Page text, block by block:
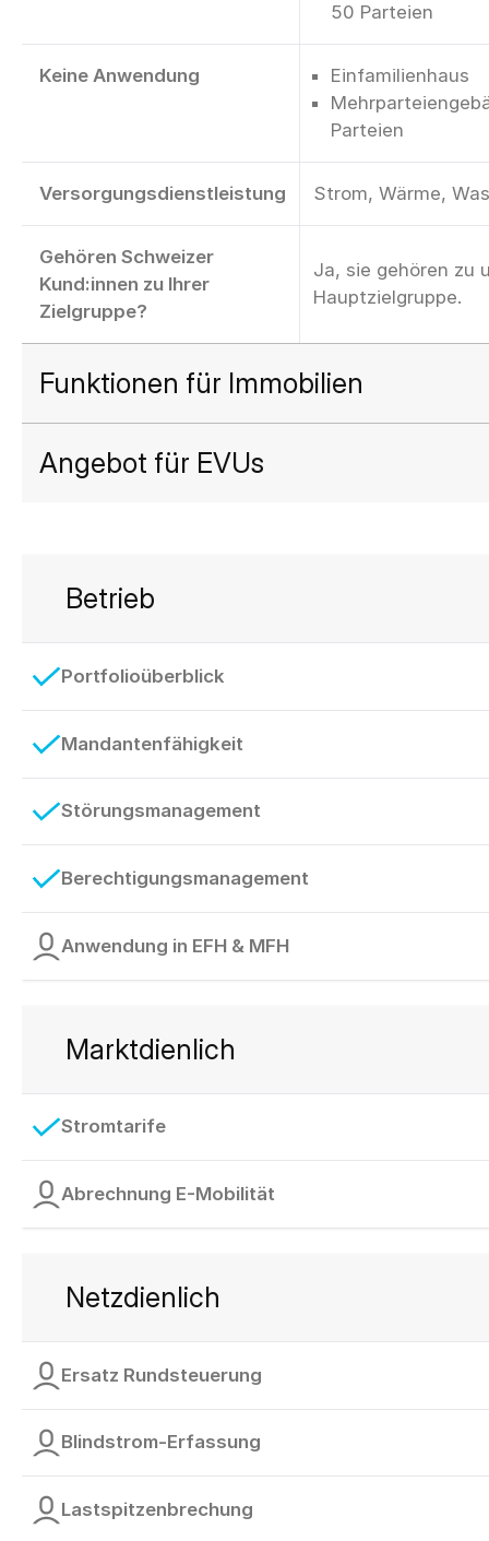
50 Parteien
Keine Anwendung
Einfamilienhaus
Parteien
Versorgungsdienstleistung Strom, Wärme,
Gehören Schweizer
Kund:innen zu Ihrer
Zielgruppe?
Ja, sie gehören zu
Hauptzielgruppe.
Funktionen für Immobilien
Angebot für EVUs
Betrieb
Portfolioüberblick
Mandantenfähigkeit
Störungsmanagement
Berechtigungsmanagement
Anwendung in EFH & MFH
Marktdienlich
Stromtarife
Abrechnung E-Mobilität
Netzdienlich
Ersatz Rundsteuerung
Blindstrom-Erfassung
Lastspitzenbrechung